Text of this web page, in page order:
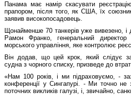
Панама має намір скасувати
прапором, після того, як США, їх
заявив високопосадовець.
Щонайменше 70 танкерів уже вивезено, і
Рамон Франко, генеральний директор
морського управління, яке контролює
Він додав, що цей крок, який слідує
судна з чорного списку, призведе до
«Нам 100 років, і ми підраховуємо, -
конференції у Сингапурі. - Ми точно
поточних викликів галузі, і, звичайно,